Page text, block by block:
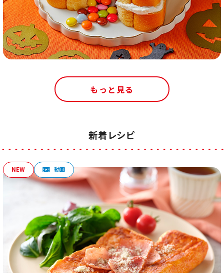
もっと見る
新着レシピ